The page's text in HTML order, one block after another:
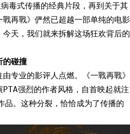
毒式传播的经典片段，再到关于其
再戰》俨然已超越一部单纯的电影
天，我们就来拆解这场狂欢背后的
的碰撞
专业的影评人点燃。《一戰再戰》
强烈的作者风格，自首映起就注
品。这种分裂，恰恰成为了传播的